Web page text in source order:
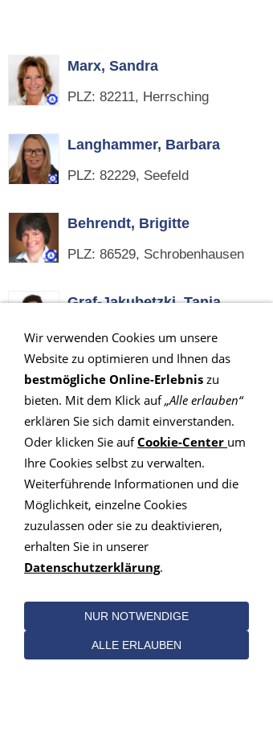
Marx, Sandra
PLZ: 82211, Herrsching
Langhammer, Barbara
PLZ: 82229, Seefeld
Behrendt, Brigitte
PLZ: 86529, Schrobenhausen
Graf-Jakubetzki, Tanja
PLZ: 84028, Landshut
Kern, Edith
PLZ: 84109, Wörth an der Isar
Berger, Anton
PLZ: 84137, Vilsbiburg
Winkler, Maria
PLZ: 84524, Neuötting
Hobmeier, Bettina
PLZ: 85368, Moosburg
Wir verwenden Cookies um unsere
Website zu optimieren und Ihnen das
bestmögliche Online-Erlebnis zu
bieten. Mit dem Klick auf„Alle erlauben“
erklären Sie sich damit einverstanden.
Oder klicken Sie aufCookie-Center um
Ihre Cookies selbst zu verwalten.
Weiterführende Informationen und die
Möglichkeit, einzelne Cookies
zuzulassen oder sie zu deaktivieren,
erhalten Sie in unserer
Datenschutzerklärung.
NUR NOTWENDIGE
ALLE ERLAUBEN